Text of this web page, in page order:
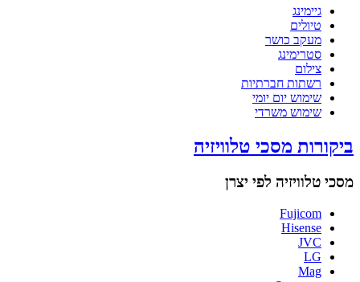
גיימינג
טיולים
מעקב כושר
סטרימינג
צילום
רשתות חברתיות
שימוש יום יומי
שימוש משרדי
ביקורות מסכי טלוויזיה
מסכי טלוויזיה לפי יצרן
Fujicom
Hisense
JVC
LG
Mag